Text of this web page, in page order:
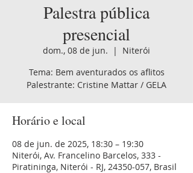
Palestra pública
presencial
dom., 08 de jun.
  |
Niterói
Tema: Bem aventurados os aflitos
Palestrante: Cristine Mattar / GELA
Horário e local
08 de jun. de 2025, 18:30 – 19:30
Niterói, Av. Francelino Barcelos, 333 -
Piratininga, Niterói - RJ, 24350-057, Brasil